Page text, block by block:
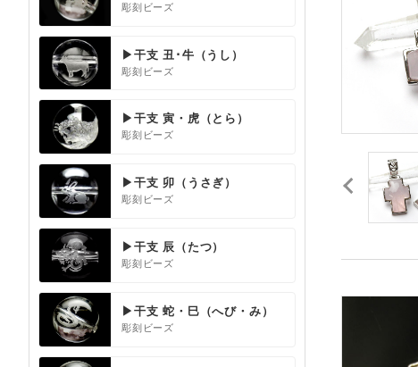
彫刻ビーズ
▶干支 丑･牛（うし）
彫刻ビーズ
▶干支 寅・虎（とら）
彫刻ビーズ
▶干支 卯（うさぎ）
彫刻ビーズ
▶干支 辰（たつ）
彫刻ビーズ
▶干支 蛇・巳（へび・み）
彫刻ビーズ